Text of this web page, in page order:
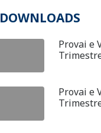
DOWNLOADS
Provai e
Provai e